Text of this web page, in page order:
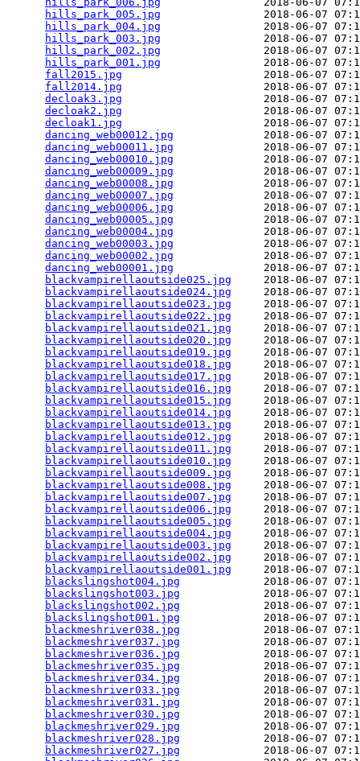
hills_park_005.jpg
2018-06-07
hills_park_004.jpg
2018-06-07
hills_park_003.jpg
2018-06-07
hills_park_002.jpg
2018-06-07
hills_park_001.jpg
2018-06-07
fall2015.jpg
2018-06-07
fall2014.jpg
2018-06-07
decloak3.jpg
2018-06-07
decloak2.jpg
2018-06-07
decloak1.jpg
2018-06-07
dancing_web00012.jpg
2018-06-07
dancing_web00011.jpg
2018-06-07
dancing_web00010.jpg
2018-06-07
dancing_web00009.jpg
2018-06-07
dancing_web00008.jpg
2018-06-07
dancing_web00007.jpg
2018-06-07
dancing_web00006.jpg
2018-06-07
dancing_web00005.jpg
2018-06-07
dancing_web00004.jpg
2018-06-07
dancing_web00003.jpg
2018-06-07
dancing_web00002.jpg
2018-06-07
dancing_web00001.jpg
2018-06-07
blackvampirellaoutside025.jpg
2018-06-07
blackvampirellaoutside024.jpg
2018-06-07
blackvampirellaoutside023.jpg
2018-06-07
blackvampirellaoutside022.jpg
2018-06-07
blackvampirellaoutside021.jpg
2018-06-07
blackvampirellaoutside020.jpg
2018-06-07
blackvampirellaoutside019.jpg
2018-06-07
blackvampirellaoutside018.jpg
2018-06-07
blackvampirellaoutside017.jpg
2018-06-07
blackvampirellaoutside016.jpg
2018-06-07
blackvampirellaoutside015.jpg
2018-06-07
blackvampirellaoutside014.jpg
2018-06-07
blackvampirellaoutside013.jpg
2018-06-07
blackvampirellaoutside012.jpg
2018-06-07
blackvampirellaoutside011.jpg
2018-06-07
blackvampirellaoutside010.jpg
2018-06-07
blackvampirellaoutside009.jpg
2018-06-07
blackvampirellaoutside008.jpg
2018-06-07
blackvampirellaoutside007.jpg
2018-06-07
blackvampirellaoutside006.jpg
2018-06-07
blackvampirellaoutside005.jpg
2018-06-07
blackvampirellaoutside004.jpg
2018-06-07
blackvampirellaoutside003.jpg
2018-06-07
blackvampirellaoutside002.jpg
2018-06-07
blackvampirellaoutside001.jpg
2018-06-07
blackslingshot004.jpg
2018-06-07
blackslingshot003.jpg
2018-06-07
blackslingshot002.jpg
2018-06-07
blackslingshot001.jpg
2018-06-07
blackmeshriver038.jpg
2018-06-07
blackmeshriver037.jpg
2018-06-07
blackmeshriver036.jpg
2018-06-07
blackmeshriver035.jpg
2018-06-07
blackmeshriver034.jpg
2018-06-07
blackmeshriver033.jpg
2018-06-07
blackmeshriver031.jpg
2018-06-07
blackmeshriver030.jpg
2018-06-07
blackmeshriver029.jpg
2018-06-07
blackmeshriver028.jpg
2018-06-07
blackmeshriver027.jpg
2018-06-07